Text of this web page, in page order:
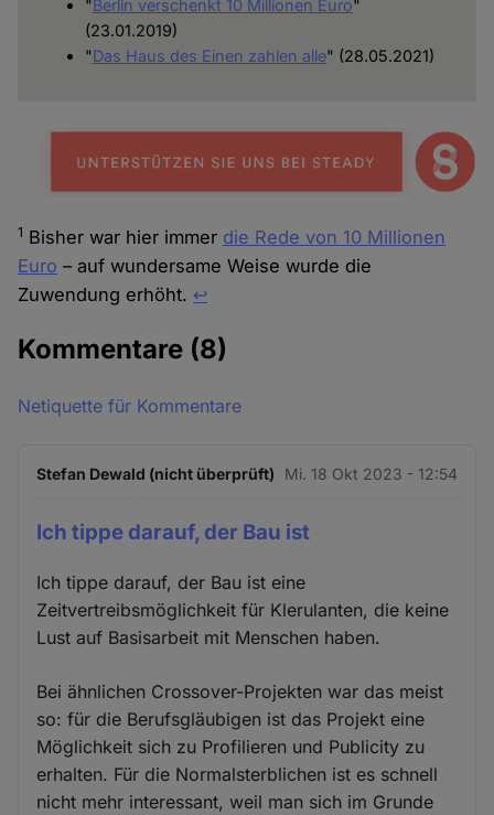
" Berlin verschenkt 10 Millionen Euro"
(23.01.2019)
"Das Haus des Einen zahlen alle" (28.05.2021)
1 Bisher war hier immer die Rede von 10 Millionen
Euro – auf wundersame Weise wurde die
Zuwendung erhöht. ↩︎
Kommentare (8)
Netiquette für Kommentare
Stefan Dewald (nicht überprüft) Mi. 18 Okt 2023 - 12:54
Ich tippe darauf, der Bau ist
Ich tippe darauf, der Bau ist eine
Zeitvertreibsmöglichkeit für Klerulanten, die keine
Lust auf Basisarbeit mit Menschen haben.
Bei ähnlichen Crossover-Projekten war das meist
so: für die Berufsgläubigen ist das Projekt eine
Möglichkeit sich zu Profilieren und Publicity zu
erhalten. Für die Normalsterblichen ist es schnell
nicht mehr interessant, weil man sich im Grunde